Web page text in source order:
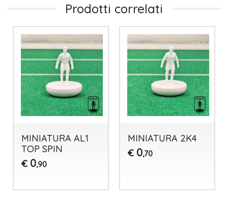
Prodotti correlati
MINIATURA AL1
TOP SPIN
€ 0,90
MINIATURA 2K4
€ 0,70